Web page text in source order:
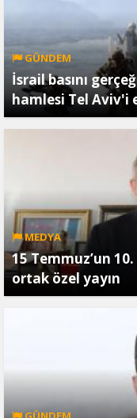
GÜNDEM
İsrail basını
hamlesi Tel Aviv'i
MEDYA
15 Temmuz’un
ortak özel yayın